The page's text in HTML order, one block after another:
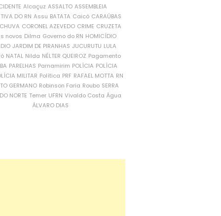
Alcaçuz ASSALTO ASSEMBLEIA
DO RN Assu BATATA Caicó CARAÚBAS
CORONEL AZEVEDO CRIME CRUZETA
novos Dilma Governo do RN HOMICÍDIO
JARDIM DE PIRANHAS JUCURUTU LULA
NATAL Nilda NÉLTER QUEIROZ Pagamento
PARELHAS Parnamirim POLÍCIA POLÍCIA
MILITAR Política PRF RAFAEL MOTTA RN
GERMANO Robinson Faria Roubo SERRA
NORTE Temer UFRN Vivaldo Costa Água
ÁLVARO DIAS